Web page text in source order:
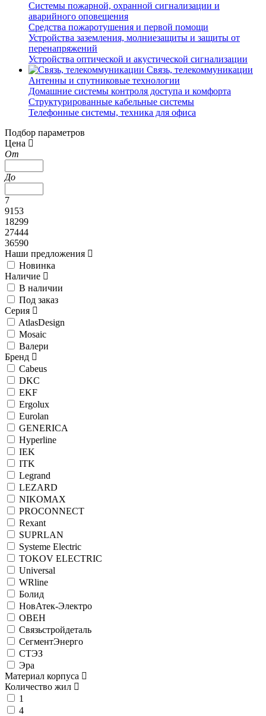
Системы пожарной, охранной сигнализации и
аварийного оповещения
Средства пожаротушения и первой помощи
Устройства заземления, молниезащиты и защиты от
перенапряжений
Устройства оптической и акустической сигнализации
Связь, телекоммуникации
Антенны и спутниковые технологии
Домашние системы контроля доступа и комфорта
Структурированные кабельные системы
Телефонные системы, техника для офиса
Подбор параметров
Цена
От
До
7
9153
18299
27444
36590
Наши предложения
Новинка
Наличие
В наличии
Под заказ
Серия
AtlasDesign
Mosaic
Валери
Бренд
Cabeus
DKC
EKF
Ergolux
Eurolan
GENERICA
Hyperline
IEK
ITK
Legrand
LEZARD
NIKOMAX
PROCONNECT
Rexant
SUPRLAN
Systeme Electric
TOKOV ELECTRIC
Universal
WRline
Болид
НовАтек-Электро
ОВЕН
Связьстройдеталь
СегментЭнерго
СТЭЗ
Эра
Материал корпуса
Количество жил
1
4